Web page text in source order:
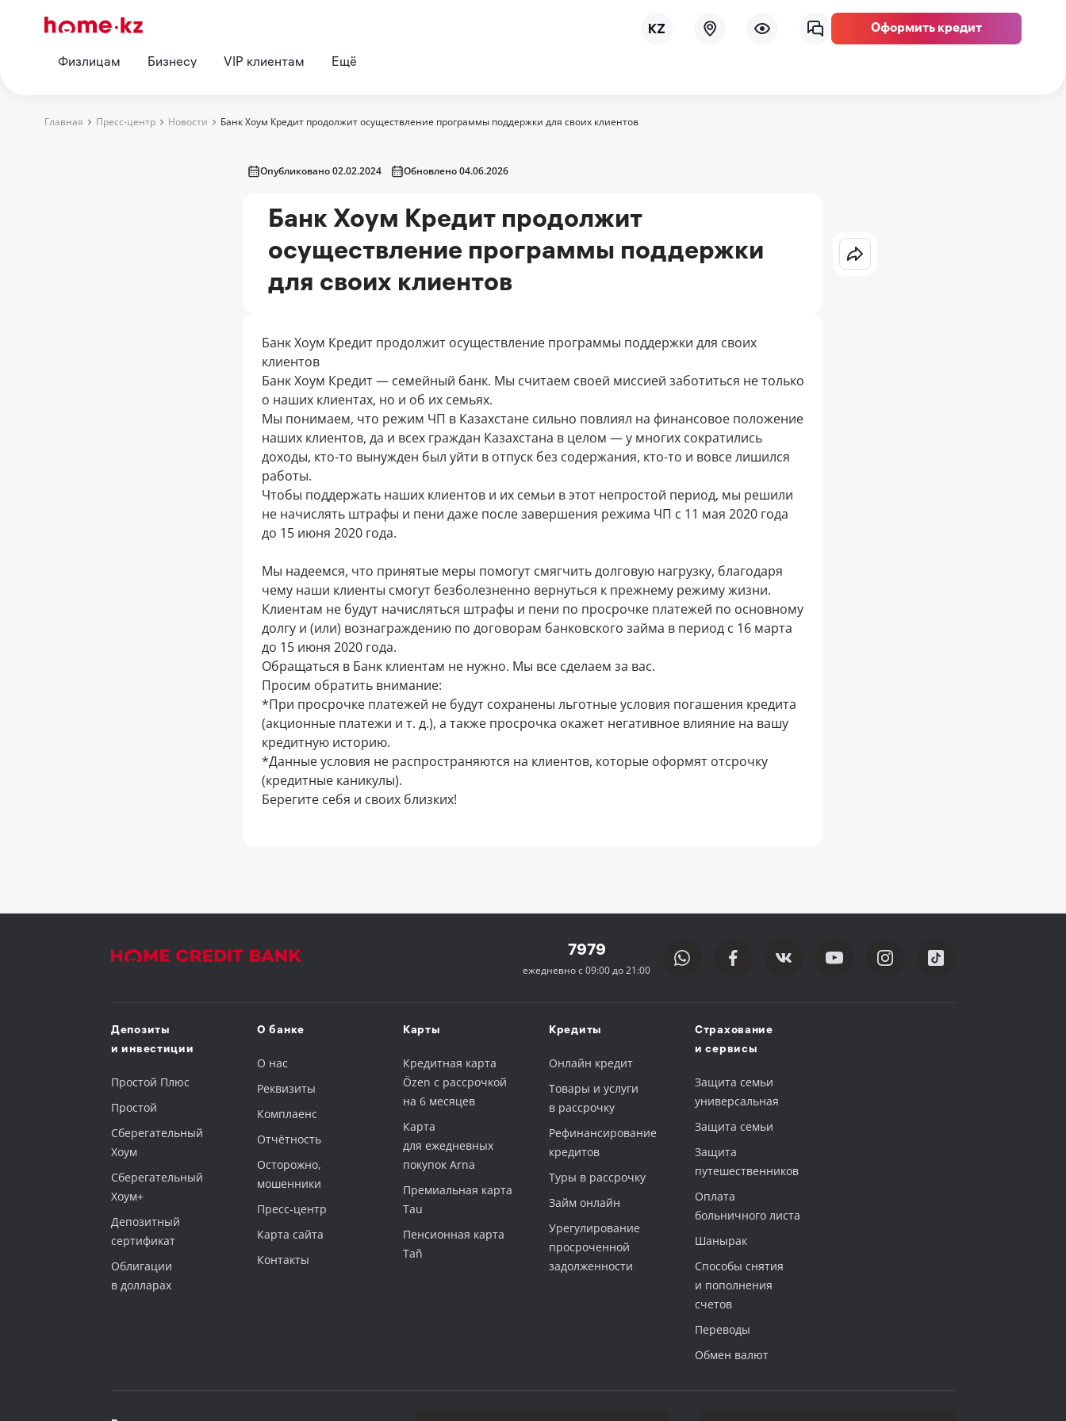
Оформить кредит
Физлицам Бизнесу VIP клиентам Ещё
Главная Пресс-центр Новости Банк Хоум Кредит продолжит осуществление программы поддержки для своих клиентов
Опубликовано 02.02.2024 Обновлено 04.06.2026
Банк Хоум Кредит продолжит
осуществление программы поддержки
для своих клиентов
Банк Хоум Кредит продолжит осуществление программы поддержки для своих
клиентов
Банк Хоум Кредит — семейный банк. Мы считаем своей миссией заботиться не только
о наших клиентах, но и об их семьях.
Мы понимаем, что режим ЧП в Казахстане сильно повлиял на финансовое положение
наших клиентов, да и всех граждан Казахстана в целом — у многих сократились
доходы, кто-то вынужден был уйти в отпуск без содержания, кто-то и вовсе лишился
работы.
Чтобы поддержать наших клиентов и их семьи в этот непростой период, мы решили
не начислять штрафы и пени даже после завершения режима ЧП c 11 мая 2020 года
до 15 июня 2020 года.
Мы надеемся, что принятые меры помогут смягчить долговую нагрузку, благодаря
чему наши клиенты смогут безболезненно вернуться к прежнему режиму жизни.
Клиентам не будут начисляться штрафы и пени по просрочке платежей по основному
долгу и (или) вознаграждению по договорам банковского займа в период с 16 марта
до 15 июня 2020 года.
Обращаться в Банк клиентам не нужно. Мы все сделаем за вас.
Просим обратить внимание:
*При просрочке платежей не будут сохранены льготные условия погашения кредита
(акционные платежи и т. д.), а также просрочка окажет негативное влияние на вашу
кредитную историю.
*Данные условия не распространяются на клиентов, которые оформят отсрочку
(кредитные каникулы).
Берегите себя и своих близких!
7979
ежедневно с 09:00 до 21:00
Депозиты
и инвестиции
Простой Плюс
Простой
Сберегательный
Хоум
‎Сберегательный
Хоум+
Депозитный
сертификат
‎Облигации
в долларах
О банке
О нас
Реквизиты
Комплаенс
Отчётность
Осторожно,
мошенники
Пресс-центр
Карта сайта
Контакты
Карты
Кредитная карта
Özen с рассрочкой
на 6 месяцев
Карта
для ежедневных
покупок Arna
Премиальная карта
Tau
Пенсионная карта
Tañ
Кредиты
Онлайн кредит
Товары и услуги
в рассрочку
Рефинансирование
кредитов
Туры в рассрочку
Займ онлайн
Урегулирование
просроченной
задолженности
Страхование
и сервисы
Защита семьи
универсальная
Защита семьи
Защита
путешественников
Оплата
больничного листа
Шанырак
Способы снятия
и пополнения
счетов
Переводы
Обмен валют